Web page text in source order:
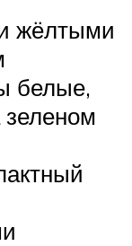
жёлтыми
белые,